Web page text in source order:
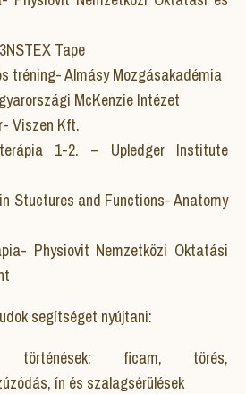
Tape
tréning- Almásy Mozgásakadémia
McKenzie Intézet
Viszen Kft.
1-2. – Upledger Institute
Stuctures and Functions- Anatomy
Physiovit Nemzetközi Oktatási
segítséget nyújtani:
történések: ficam, törés,
ín és szalagsérülések